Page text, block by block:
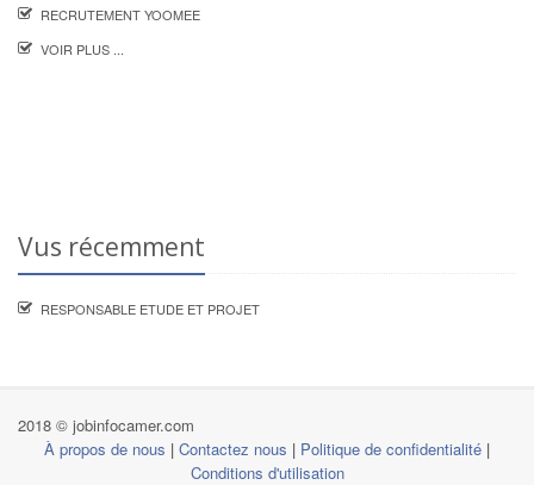
RECRUTEMENT YOOMEE
VOIR PLUS ...
Vus récemment
RESPONSABLE ETUDE ET PROJET
2018 © jobinfocamer.com
À propos de nous | Contactez nous | Politique de confidentialité |
Conditions d'utilisation